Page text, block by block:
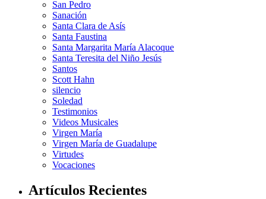
San Pedro
Sanación
Santa Clara de Asís
Santa Faustina
Santa Margarita María Alacoque
Santa Teresita del Niño Jesús
Santos
Scott Hahn
silencio
Soledad
Testimonios
Videos Musicales
Virgen María
Virgen María de Guadalupe
Virtudes
Vocaciones
Artículos Recientes